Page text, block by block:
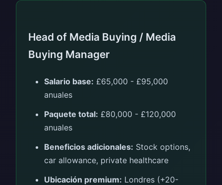
Head of Media Buying / Media
Buying Manager
Salario base: £65,000 - £95,000
anuales
Paquete total: £80,000 - £120,000
anuales
Beneficios adicionales: Stock options,
car allowance, private healthcare
Ubicación premium: Londres (+20-